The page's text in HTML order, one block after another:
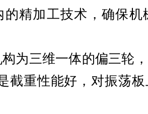
的精加工技术，确保
为三维一体的偏三轮
截重性能好，对振荡